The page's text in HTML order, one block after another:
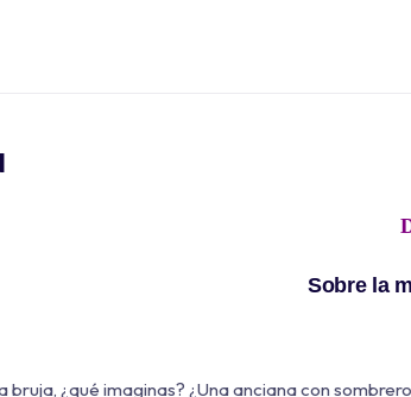
Sobre la
bruja, ¿qué imaginas? ¿Una anciana con